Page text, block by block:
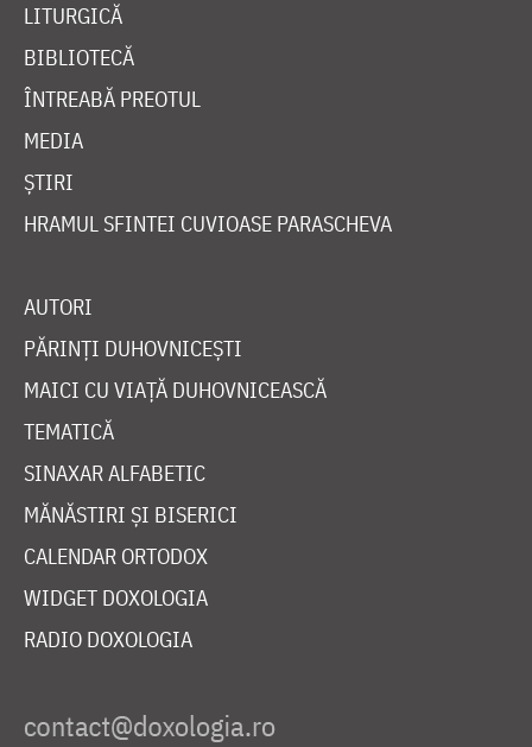
LITURGICĂ
BIBLIOTECĂ
ÎNTREABĂ PREOTUL
MEDIA
ȘTIRI
HRAMUL SFINTEI CUVIOASE PARASCHEVA
AUTORI
PĂRINȚI DUHOVNICEȘTI
MAICI CU VIAȚĂ DUHOVNICEASCĂ
TEMATICĂ
SINAXAR ALFABETIC
MĂNĂSTIRI ȘI BISERICI
CALENDAR ORTODOX
WIDGET DOXOLOGIA
RADIO DOXOLOGIA